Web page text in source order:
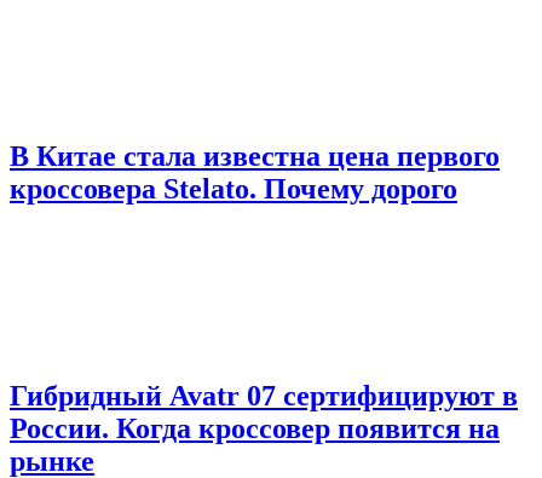
В Китае стала известна цена первого
кроссовера Stelato. Почему дорого
Гибридный Avatr 07 сертифицируют в
России. Когда кроссовер появится на
рынке